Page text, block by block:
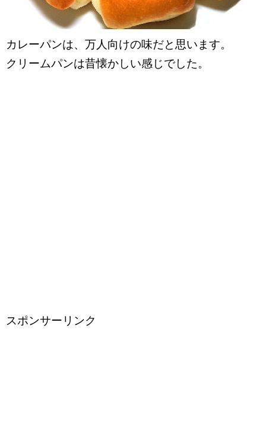
カレーパンは、万人向けの味だと思います。
クリームパンは昔懐かしい感じでした。
スポンサーリンク